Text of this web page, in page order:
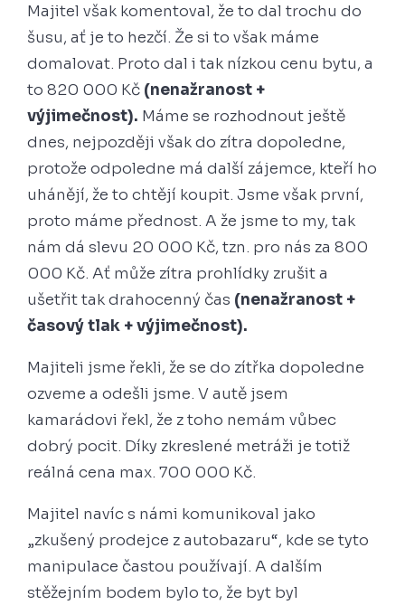
Majitel však komentoval, že to dal trochu do
šusu, ať je to hezčí. Že si to však máme
domalovat. Proto dal i tak nízkou cenu bytu, a
to 820 000 Kč (nenažranost +
výjimečnost). Máme se rozhodnout ještě
dnes, nejpozději však do zítra dopoledne,
protože odpoledne má další zájemce, kteří ho
uhánějí, že to chtějí koupit. Jsme však první,
proto máme přednost. A že jsme to my, tak
nám dá slevu 20 000 Kč, tzn. pro nás za 800
000 Kč. Ať může zítra prohlídky zrušit a
ušetřit tak drahocenný čas (nenažranost +
časový tlak + výjimečnost).
Majiteli jsme řekli, že se do zítřka dopoledne
ozveme a odešli jsme. V autě jsem
kamarádovi řekl, že z toho nemám vůbec
dobrý pocit. Díky zkreslené metráži je totiž
reálná cena max. 700 000 Kč.
Majitel navíc s námi komunikoval jako
„zkušený prodejce z autobazaru“, kde se tyto
manipulace častou používají. A dalším
stěžejním bodem bylo to, že byt byl